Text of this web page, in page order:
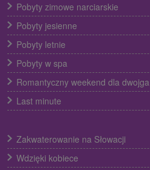
Pobyty zimowe narciarskie
Pobyty jesienne
Pobyty letnie
Pobyty w spa
Romantyczny weekend dla dwojga
Last minute
Zakwaterowanie na Słowacji
Wdzięki kobiece